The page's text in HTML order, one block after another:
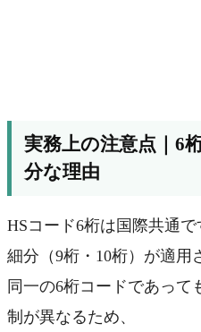
実務上の注意点｜6
分な理由
HSコード6桁は国際共通
細分（9桁・10桁）が適用
同一の6桁コードであっ
制が異なるため、